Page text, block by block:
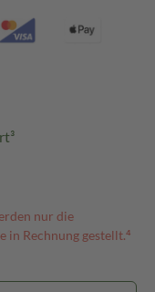
nur die
in Rechnung gestellt.⁴